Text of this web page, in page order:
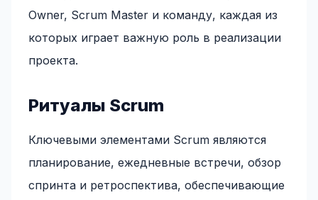
Owner, Scrum Master и команду, каждая из
которых играет важную роль в реализации
проекта.
Ритуалы Scrum
Ключевыми элементами Scrum являются
планирование, ежедневные встречи, обзор
спринта и ретроспектива, обеспечивающие